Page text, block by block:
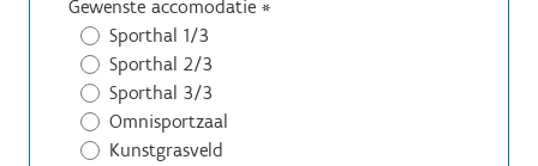
Gewenste accomodatie *
Sporthal 1/3
Sporthal 2/3
Sporthal 3/3
Omnisportzaal
Kunstgrasveld